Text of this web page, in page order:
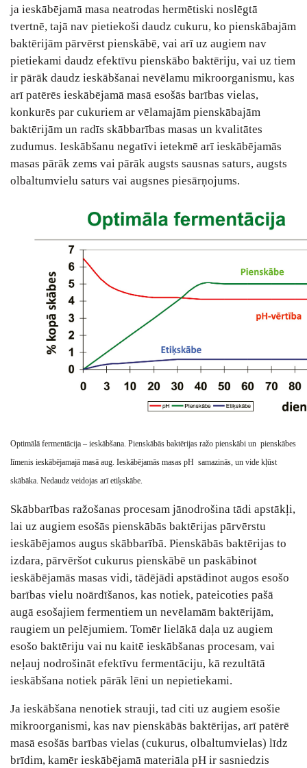
ja ieskābējamā masa neatrodas hermētiski noslēgtā
tvertnē, tajā nav pietiekoši daudz cukuru, ko pienskābajām
baktērijām pārvērst pienskābē, vai arī uz augiem nav
pietiekami daudz efektīvu pienskābo baktēriju, vai uz tiem
ir pārāk daudz ieskābšanai nevēlamu mikroorganismu, kas
arī patērēs ieskābējamā masā esošās barības vielas,
konkurēs par cukuriem ar vēlamajām pienskābajām
baktērijām un radīs skābbarības masas un kvalitātes
zudumus. Ieskābšanu negatīvi ietekmē arī ieskābējamās
masas pārāk zems vai pārāk augsts sausnas saturs, augsts
olbaltumvielu saturs vai augsnes piesārņojums.
Optimālā fermentācija – ieskābšana. Pienskābās baktērijas ražo pienskābi un pienskābes
līmenis ieskābējamajā masā aug. Ieskābējamās masas pH samazinās, un vide kļūst
skābāka. Nedaudz veidojas arī etiķskābe.
Skābbarības ražošanas procesam jānodrošina tādi apstākļi,
lai uz augiem esošās pienskābās baktērijas pārvērstu
ieskābējamos augus skābbarībā. Pienskābās baktērijas to
izdara, pārvēršot cukurus pienskābē un paskābinot
ieskābējamās masas vidi, tādējādi apstādinot augos esošo
barības vielu noārdīšanos, kas notiek, pateicoties pašā
augā esošajiem fermentiem un nevēlamām baktērijām,
raugiem un pelējumiem. Tomēr lielākā daļa uz augiem
esošo baktēriju vai nu kaitē ieskābšanas procesam, vai
neļauj nodrošināt efektīvu fermentāciju, kā rezultātā
ieskābšana notiek pārāk lēni un nepietiekami.
Ja ieskābšana nenotiek strauji, tad citi uz augiem esošie
mikroorganismi, kas nav pienskābās baktērijas, arī patērē
masā esošās barības vielas (cukurus, olbaltumvielas) līdz
brīdim, kamēr ieskābējamā materiāla pH ir sasniedzis